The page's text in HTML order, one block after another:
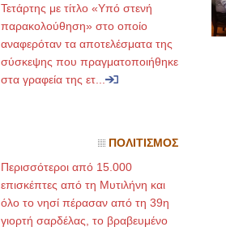
Τετάρτης με τίτλο «Υπό στενή
παρακολούθηση» στο οποίο
αναφερόταν τα αποτελέσματα της
σύσκεψης που πραγματοποιήθηκε
στα γραφεία της ετ...
ΠΟΛΙΤΙΣΜΟΣ
Περισσότεροι από 15.000
επισκέπτες από τη Μυτιλήνη και
όλο το νησί πέρασαν από τη 39η
γιορτή σαρδέλας, το βραβευμένο